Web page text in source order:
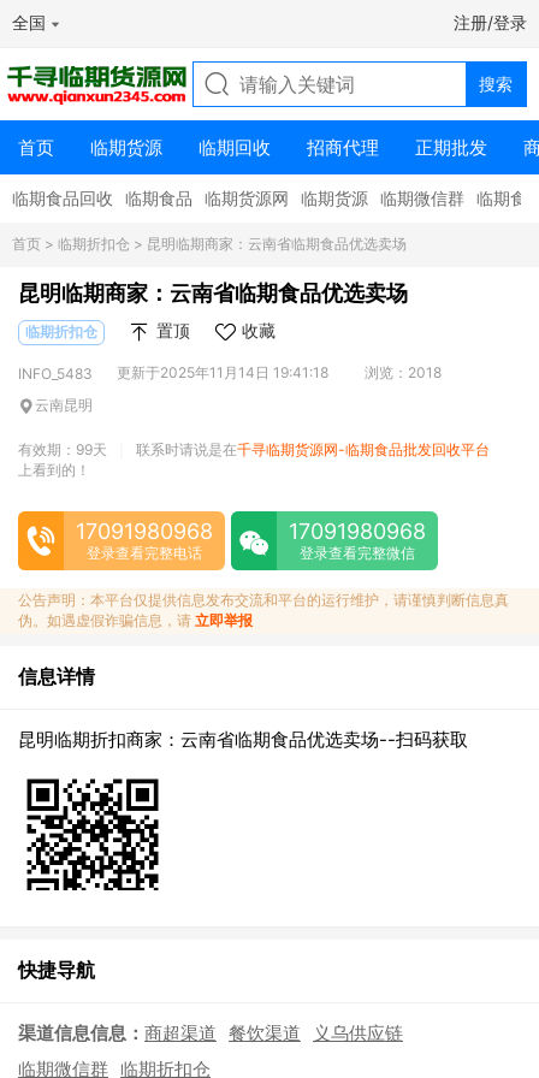
全国 注册/登录
首页 临期货源 临期回收 招商代理 正期批发
临期食品回收 临期食品 临期货源网 临期货源 临期微信群 临期食
首页 > 临期折扣仓 > 昆明临期商家：云南省临期食品优选卖场
昆明临期商家：云南省临期食品优选卖场
临期折扣仓 置顶 收藏
INFO_5483 更新于2025年11月14日 19:41:18
浏览：2018
云南昆明
有效期：99天 联系时请说是在千寻临期货源网-临期食品批发回收平台
上看到的！
17091980968
登录查看完整电话
17091980968
登录查看完整微信
公告声明：本平台仅提供信息发布交流和平台的运行维护，请谨慎判断信息真
伪。如遇虚假诈骗信息，请 立即举报
信息详情
昆明临期折扣商家：云南省临期食品优选卖场--扫码获取
快捷导航
渠道信息信息： 商超渠道 餐饮渠道
义乌供应链
临期微信群 临期折扣仓